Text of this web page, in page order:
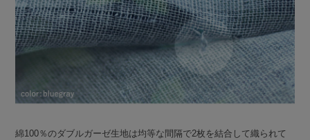
綿100％のダブルガーゼ生地は均等な間隔で2枚を結合して織られて